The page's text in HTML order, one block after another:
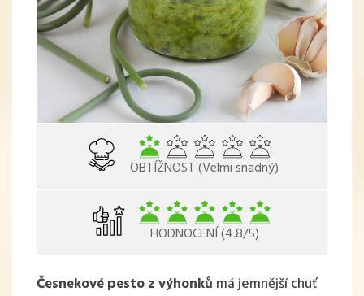
OBTÍŽNOST (Velmi snadný)
HODNOCENÍ (4.8/5)
Česnekové pesto z výhonků má jemnější chuť